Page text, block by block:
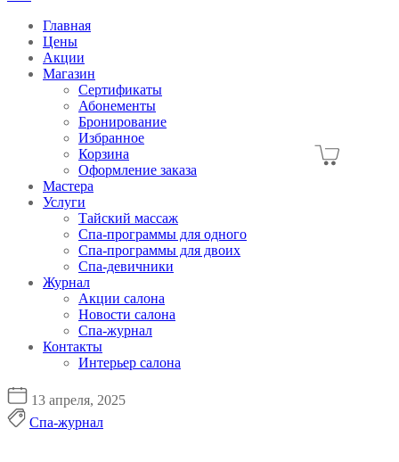
Главная
Цены
Акции
Магазин
Сертификаты
Абонементы
Бронирование
Избранное
Корзина
Оформление заказа
Мастера
Услуги
Тайский массаж
Спа-программы для одного
Спа-программы для двоих
Спа-девичники
Журнал
Акции салона
Новости салона
Спа-журнал
Контакты
Интерьер салона
13 апреля, 2025
Спа-журнал